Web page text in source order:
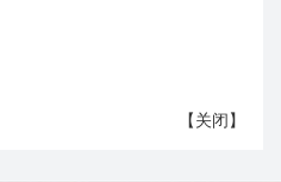
【关闭】